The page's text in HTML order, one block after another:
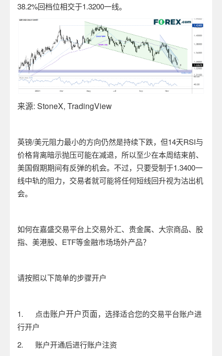
38.2%回档位相交于1.3200一线。
来源: StoneX, TradingView
英镑/美元阻力最小的方向仍然是持续下跌，但14天RSI与
价格背离暗示抛压可能在减退，所以至少在本周结束前、
美国假期期间有反弹的机会。不过，只要受制于1.3400一
线中轨的阻力，交易者就可能将任何短线回升视为沽出机
会。
如何在嘉盛交易平台上交易外汇、贵金属、大宗商品、股
指、美港股、 ETF等金融市场场外产品？
请按照以下简单的步骤开户
1. 点击账户开户页面，选择适合您的交易平台账户进
行开户
2. 账户开通后进行账户注资